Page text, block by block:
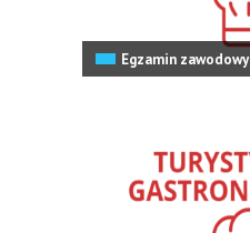
Egzamin zawodowy